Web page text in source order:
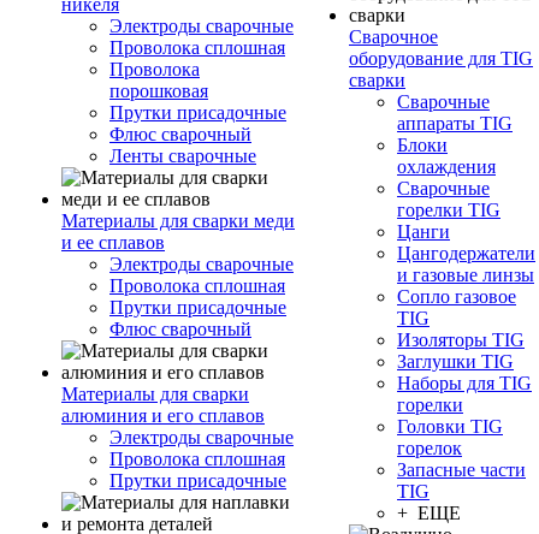
никеля
Электроды сварочные
Проволока сплошная
Проволока
порошковая
Прутки присадочные
Флюс сварочный
Ленты сварочные
Материалы для сварки меди
и ее сплавов
Электроды сварочные
Проволока сплошная
Прутки присадочные
Флюс сварочный
Материалы для сварки
алюминия и его сплавов
Электроды сварочные
Проволока сплошная
Прутки присадочные
Сварочное
оборудование для TIG
сварки
Сварочные
аппараты TIG
Блоки
охлаждения
Сварочные
горелки TIG
Цанги
Цангодержатели
и газовые линзы
Сопло газовое
TIG
Изоляторы TIG
Заглушки TIG
Наборы для TIG
горелки
Головки TIG
горелок
Запасные части
TIG
+ ЕЩЕ